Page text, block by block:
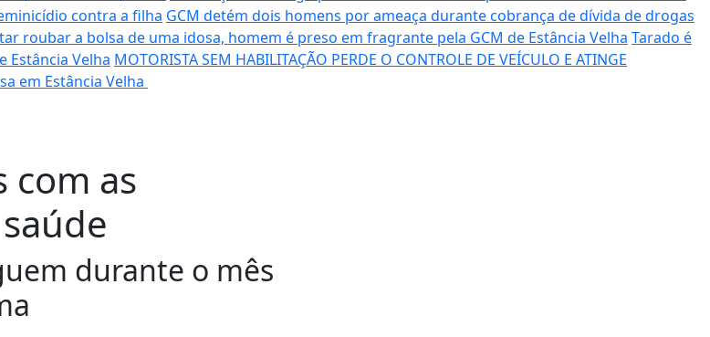
contra a filha GCM detém dois homens por ameaça durante cobrança de dívida de drogas
roubar a bolsa de uma idosa, homem é preso em fragrante pela GCM de Estância Velha Tarado é
Estância Velha MOTORISTA SEM HABILITAÇÃO PERDE O CONTROLE DE VEÍCULO E ATINGE
em Estância Velha
com as
durante o mês